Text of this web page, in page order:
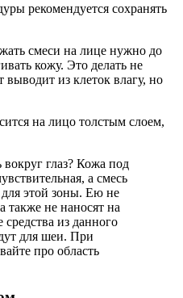
рекомендуется сохранять
смеси на лице нужно до
кожу. Это делать не
выводит из клеток влагу, но
на лицо толстым слоем,
глаз? Кожа под
а смесь
этой зоны. Ею не
также не наносят на
средства из данного
для шеи. При
про область